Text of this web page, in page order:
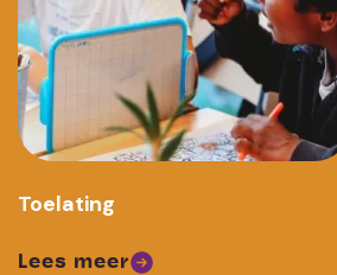
Toelating
Lees meer